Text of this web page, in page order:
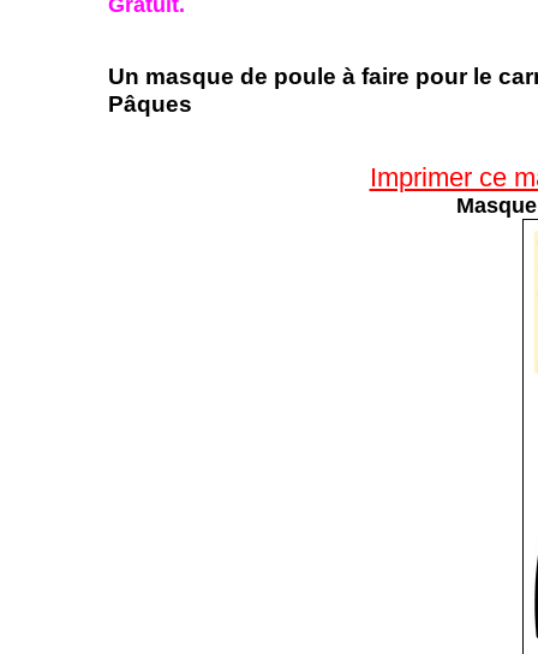
Gratuit.
Un masque de poule à faire pour le
Pâques
Imprimer ce